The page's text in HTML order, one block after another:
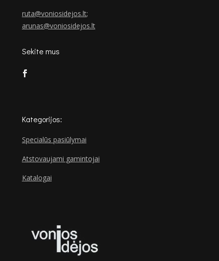
ruta@voniosidejos.lt;
arunas@voniosidejos.lt
Sekite mus
Kategorijos:
Specialūs pasiūlymai
Atstovaujami gamintojai
Katalogai